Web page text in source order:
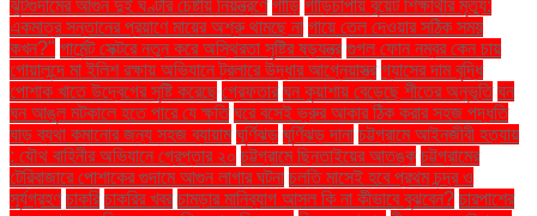
ঝুটগুদামের আগুন দুই ঘণ্টার চেষ্টায় নিয়ন্ত্রণে গাড়ি গাড়িচাপায় বুয়েট শিক্ষার্থীর মৃত্যু:
একমাত্র সন্তানের প্রয়াণে মায়ের অশ্রু থামছে না গায়ে তেল দেওয়ার সঠিক সময়
কখন?" গার্মেন্ট সেক্টরে নতুন করে অস্থিরতা সৃষ্টির ষড়যন্ত্র গুগল ফোন নম্বর কেন চায়
গোয়ালন্দে মা ইলিশ রক্ষায় অভিযানে ট্রলারে উদ্ধার আগ্নেয়াস্ত্র গ্যাসের দাম বৃদ্ধি
পোশাক খাতে উদ্বেগের সৃষ্টি করেছে গ্রেফতার ঘন কুয়াশায় বেড়েছে শীতের অনুভূতি ঘন
ঘন আঙুল মটকালে হতে পারে যে ক্ষতি ঘরে বসেই ভ্রুর আকার ঠিক করার সহজ পদ্ধতি
ঘাড় ব্যথা কমানোর জন্য সহজ ব্যায়াম ঘূর্ণিঝড় ঘূর্ণিঝড় দানা চট্টগ্রামে আইনজীবী হত্যায়
: যৌথ বাহিনীর অভিযানে গ্রেপ্তার ২০ চট্টগ্রামে ছিনতাইয়ের আতঙ্ক চট্টগ্রামের
টেরিবাজারে পোশাকের গুদামে আগুন লাগার ঘটনা চলতি মাসেই হবে প্রথম চন্দ্র ও
সূর্যগ্রহণ চাকরি চাকরির খবর চামড়ার মানিব্যাগ আসল কি না কীভাবে বুঝবেন? চারপাশের